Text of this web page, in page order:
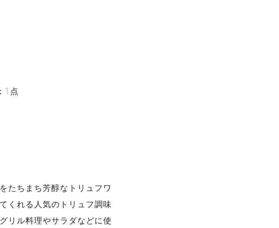
1点
たちまち芳醇なトリュフワ
くれる人気のトリュフ調味
リル料理やサラダなどに使